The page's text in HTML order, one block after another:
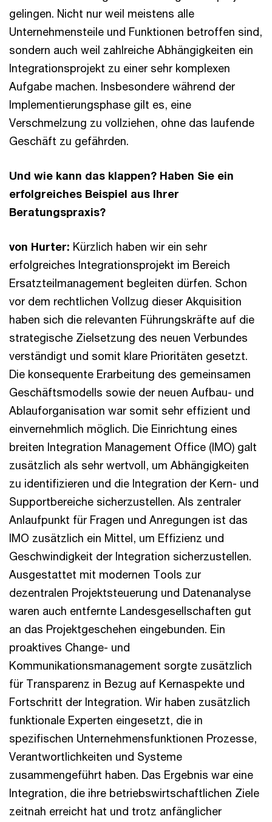
gelingen. Nicht nur weil meistens alle
Unternehmensteile und Funktionen betroffen sind,
sondern auch weil zahlreiche Abhängigkeiten ein
Integrationsprojekt zu einer sehr komplexen
Aufgabe machen. Insbesondere während der
Implementierungsphase gilt es, eine
Verschmelzung zu vollziehen, ohne das laufende
Geschäft zu gefährden.
Und wie kann das klappen? Haben Sie ein
erfolgreiches Beispiel aus Ihrer
Beratungspraxis?
von Hurter: Kürzlich haben wir ein sehr
erfolgreiches Integrationsprojekt im Bereich
Ersatzteilmanagement begleiten dürfen. Schon
vor dem rechtlichen Vollzug dieser Akquisition
haben sich die relevanten Führungskräfte auf die
strategische Zielsetzung des neuen Verbundes
verständigt und somit klare Prioritäten gesetzt.
Die konsequente Erarbeitung des gemeinsamen
Geschäftsmodells sowie der neuen Aufbau- und
Ablauforganisation war somit sehr effizient und
einvernehmlich möglich. Die Einrichtung eines
breiten Integration Management Office (IMO) galt
zusätzlich als sehr wertvoll, um Abhängigkeiten
zu identifizieren und die Integration der Kern- und
Supportbereiche sicherzustellen. Als zentraler
Anlaufpunkt für Fragen und Anregungen ist das
IMO zusätzlich ein Mittel, um Effizienz und
Geschwindigkeit der Integration sicherzustellen.
Ausgestattet mit modernen Tools zur
dezentralen Projektsteuerung und Datenanalyse
waren auch entfernte Landesgesellschaften gut
an das Projektgeschehen eingebunden. Ein
proaktives Change- und
Kommunikationsmanagement sorgte zusätzlich
für Transparenz in Bezug auf Kernaspekte und
Fortschritt der Integration. Wir haben zusätzlich
funktionale Experten eingesetzt, die in
spezifischen Unternehmensfunktionen Prozesse,
Verantwortlichkeiten und Systeme
zusammengeführt haben. Das Ergebnis war eine
Integration, die ihre betriebswirtschaftlichen Ziele
zeitnah erreicht hat und trotz anfänglicher